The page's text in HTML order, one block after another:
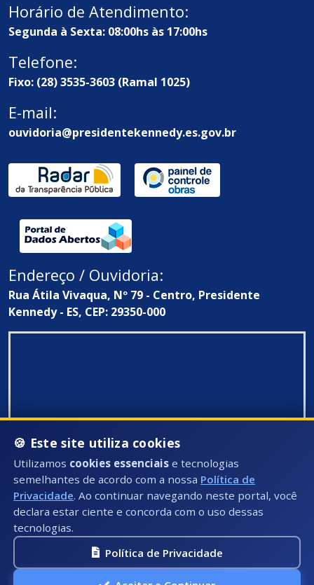
Horário de Atendimento:
Segunda à Sexta: 08:00hs às 17:00hs
Telefone:
Fixo: (28) 3535-3603 (Ramal 1025)
E-mail:
ouvidoria@presidentekennedy.es.gov.br
Endereço / Ouvidoria:
Rua Átila Vivaqua, Nº 79 - Centro, Presidente
Kennedy - ES, CEP: 29350-000
Todos Direitos Reservados ©: 2026
🍪 Este site utiliza cookies
Utilizamos cookies essenciais e tecnologias
semelhantes de acordo com a nossa Política de
Privacidade. Ao continuar navegando neste portal, você
declara estar ciente e concorda com o uso dessas
tecnologias.
Política de Privacidade